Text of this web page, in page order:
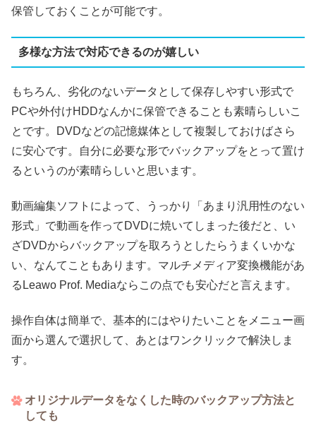
保管しておくことが可能です。
多様な方法で対応できるのが嬉しい
もちろん、劣化のないデータとして保存しやすい形式で
PCや外付けHDDなんかに保管できることも素晴らしいこ
とです。DVDなどの記憶媒体として複製しておけばさら
に安心です。自分に必要な形でバックアップをとって置け
るというのが素晴らしいと思います。
動画編集ソフトによって、うっかり「あまり汎用性のない
形式」で動画を作ってDVDに焼いてしまった後だと、い
ざDVDからバックアップを取ろうとしたらうまくいかな
い、なんてこともあります。マルチメディア変換機能があ
るLeawo Prof. Mediaならこの点でも安心だと言えます。
操作自体は簡単で、基本的にはやりたいことをメニュー画
面から選んで選択して、あとはワンクリックで解決しま
す。
オリジナルデータをなくした時のバックアップ方法と
しても